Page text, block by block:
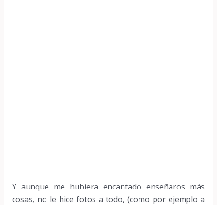
Y aunque me hubiera encantado enseñaros más
cosas, no le hice fotos a todo, (como por ejemplo a